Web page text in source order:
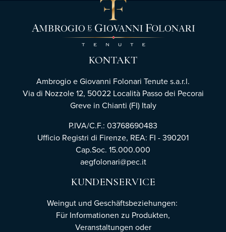
KONTAKT
Ambrogio e Giovanni Folonari Tenute s.a.r.l.
Via di Nozzole 12, 50022 Località Passo dei Pecorai
Greve in Chianti (FI) Italy
P.IVA/C.F.: 03768690483
Ufficio Registri di Firenze, REA: FI - 390201
Cap.Soc. 15.000.000
aegfolonari@pec.it
KUNDENSERVICE
Weingut und Geschäftsbeziehungen:
Für Informationen zu Produkten,
Veranstaltungen oder